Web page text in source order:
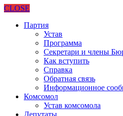
CLOSE
Партия
Устав
Программа
Секретари и члены
Как вступить
Справка
Обратная связь
Информационное
Комсомол
Устав комсомола
Депутаты